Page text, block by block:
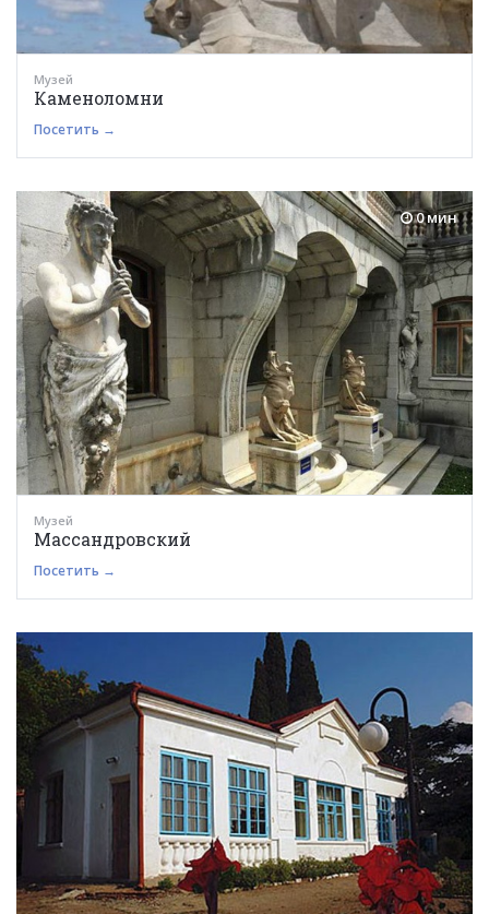
Музей
Каменоломни
Посетить →
0 мин
Музей
Массандровский
Посетить →